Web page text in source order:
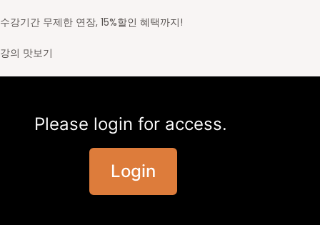
수강기간 무제한 연장, 15%할인 혜택까지!
강의 맛보기
Please login for access.
Login